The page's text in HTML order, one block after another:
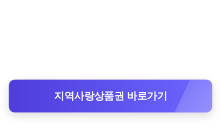
지역사랑상품권 바로가기